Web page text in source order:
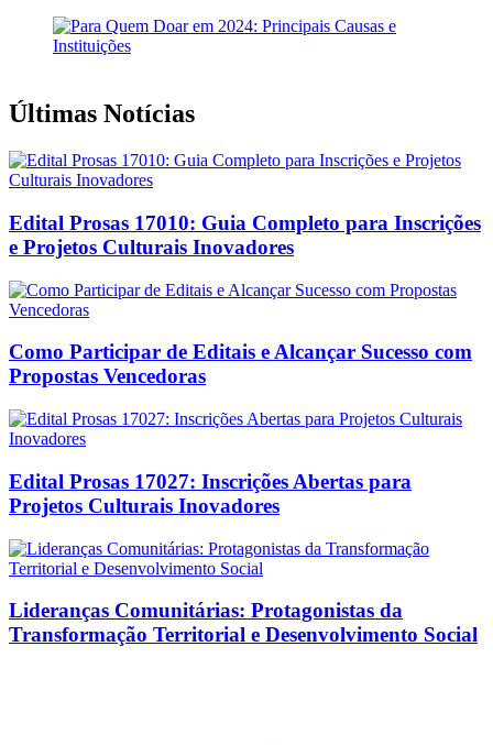
Últimas Notícias
Edital Prosas 17010: Guia Completo para Inscrições
e Projetos Culturais Inovadores
Como Participar de Editais e Alcançar Sucesso com
Propostas Vencedoras
Edital Prosas 17027: Inscrições Abertas para
Projetos Culturais Inovadores
Lideranças Comunitárias: Protagonistas da
Transformação Territorial e Desenvolvimento Social